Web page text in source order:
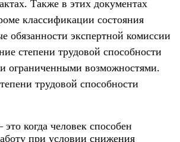
Также в этих документах
классификации состояния
обязанности экспертной комиссии
степени трудовой способности
ограниченными возможностями.
трудовой способности
это когда человек способен
при условии снижения